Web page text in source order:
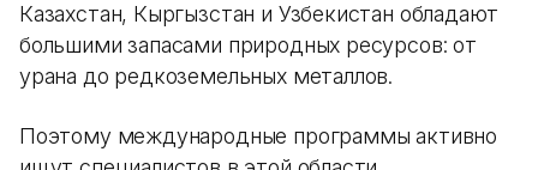
Казахстан, Кыргызстан и Узбекистан обладают
большими запасами природных ресурсов: от
урана до редкоземельных металлов.
Поэтому международные программы активно